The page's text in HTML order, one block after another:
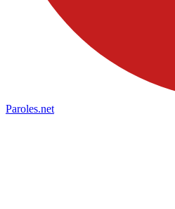
Paroles.net